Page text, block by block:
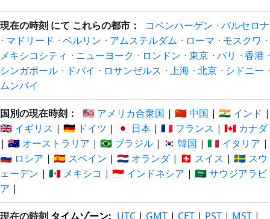
現在の時刻 にて これらの都市： コペンハーゲン · バルセロナ
· マドリード · ベルリン · アムステルダム · ローマ · モスクワ ·
メキシコシティ · ニューヨーク · ロンドン · 東京 · パリ · 香港 ·
シンガポール · ドバイ · ロサンゼルス · 上海 · 北京 · シドニー ·
ムンバイ
国別の現在時刻： 🇺🇸 アメリカ合衆国 | 🇨🇳 中国 | 🇮🇳 インド |
🇬🇧 イギリス | 🇩🇪 ドイツ | 🇯🇵 日本 | 🇫🇷 フランス | 🇨🇦 カナダ
| 🇦🇺 オーストラリア | 🇧🇷 ブラジル | 🇰🇷 韓国 | 🇮🇹 イタリア |
🇷🇺 ロシア | 🇪🇸 スペイン | 🇳🇱 オランダ| 🇨🇭 スイス | 🇸🇪 スウ
ェーデン | 🇲🇽 メキシコ | 🇮🇩 インドネシア | 🇸🇦 サウジアラビ
ア |
現在の時刻 タイムゾーン: UTC | GMT | CET | PST | MST |